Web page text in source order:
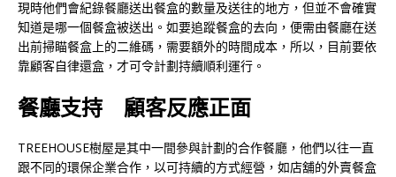
現時他們會紀錄餐廳送出餐盒的數量及送往的地方，但並不會確實
知道是哪一個餐盒被送出。如要追蹤餐盒的去向，便需由餐廳在送
出前掃瞄餐盒上的二維碼，需要額外的時間成本，所以，目前要依
靠顧客自律還盒，才可令計劃持續順利運行。
餐廳支持 顧客反應正面
TREEHOUSE樹屋是其中一間參與計劃的合作餐廳，他們以往一直
跟不同的環保企業合作，以可持續的方式經營，如店舖的外賣餐盒